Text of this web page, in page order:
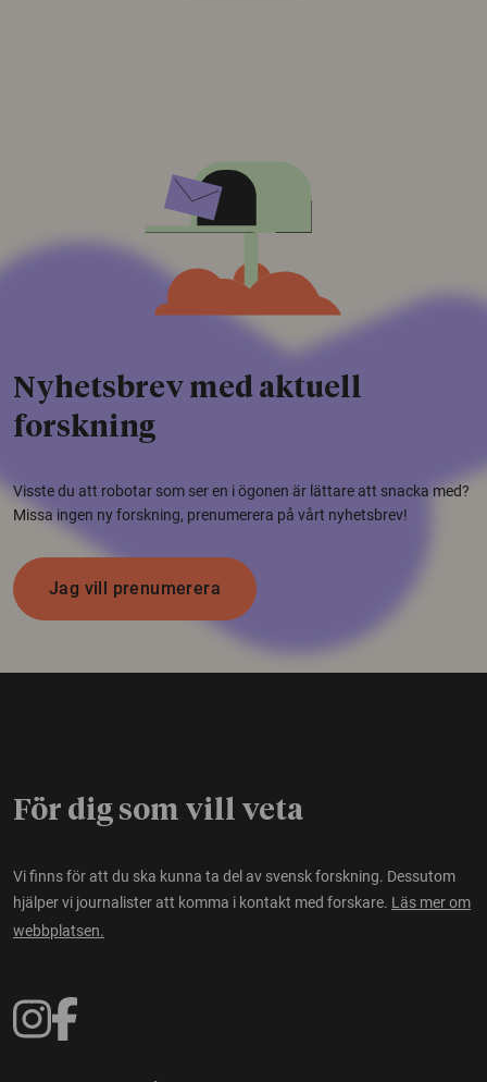
Nyhetsbrev med aktuell
forskning
Visste du att robotar som ser en i ögonen är lättare att snacka med?
Missa ingen ny forskning, prenumerera på vårt nyhetsbrev!
Jag vill prenumerera
För dig som vill veta
Vi finns för att du ska kunna ta del av svensk forskning. Dessutom
hjälper vi journalister att komma i kontakt med forskare. Läs mer om
webbplatsen.